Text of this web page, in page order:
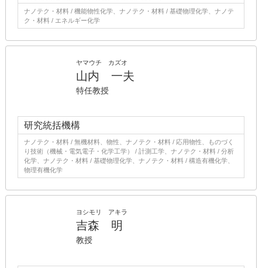
ナノテク・材料 / 機能物性化学、ナノテク・材料 / 基礎物理化学、ナノテ
ク・材料 / エネルギー化学
ヤマウチ カズオ
山内 一夫
特任教授
研究統括機構
ナノテク・材料 / 無機材料、物性、ナノテク・材料 / 応用物性、ものづく
り技術（機械・電気電子・化学工学） / 計測工学、ナノテク・材料 / 分析
化学、ナノテク・材料 / 基礎物理化学、ナノテク・材料 / 構造有機化学、
物理有機化学
ヨシモリ アキラ
吉森 明
教授